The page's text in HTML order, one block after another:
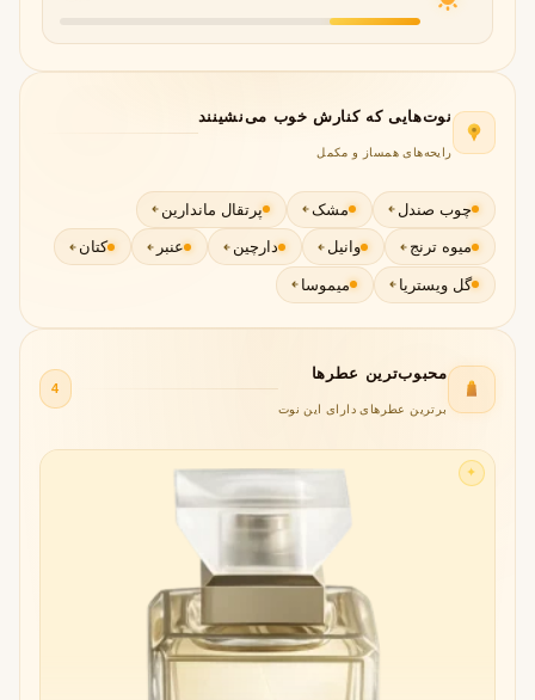
نوت‌هایی که کنارش خوب می‌نشینند
رایحه‌های همساز و مکمل
چوب صندل مشک پرتقال ماندارین
میوه ترنج وانیل دارچین عنبر کتان
گل ویستریا میموسا
محبوب‌ترین عطرها
برترین عطرهای دارای این نوت
4
✦